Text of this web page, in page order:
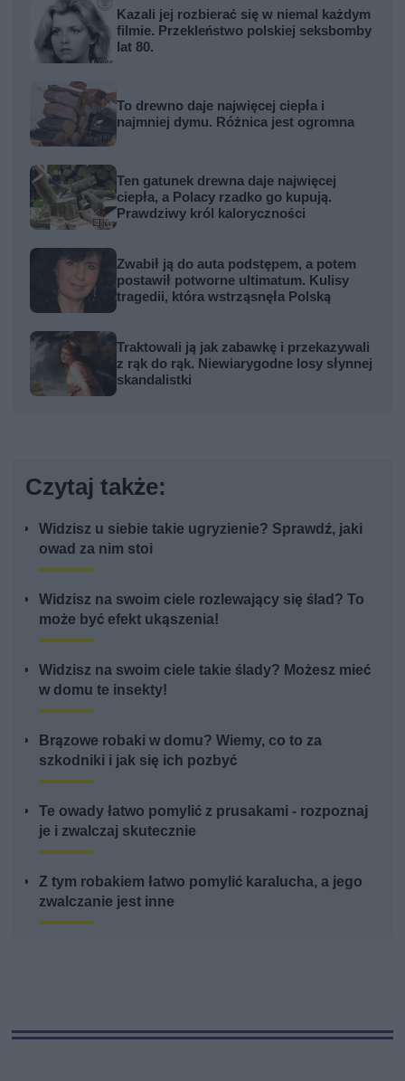
Kazali jej rozbierać się w niemal każdym
filmie. Przekleństwo polskiej seksbomby
lat 80.
To drewno daje najwięcej ciepła i
najmniej dymu. Różnica jest ogromna
Ten gatunek drewna daje najwięcej
ciepła, a Polacy rzadko go kupują.
Prawdziwy król kaloryczności
Zwabił ją do auta podstępem, a potem
postawił potworne ultimatum. Kulisy
tragedii, która wstrząsnęła Polską
Traktowali ją jak zabawkę i przekazywali
z rąk do rąk. Niewiarygodne losy słynnej
skandalistki
Czytaj także:
Widzisz u siebie takie ugryzienie? Sprawdź, jaki
owad za nim stoi
Widzisz na swoim ciele rozlewający się ślad? To
może być efekt ukąszenia!
Widzisz na swoim ciele takie ślady? Możesz mieć
w domu te insekty!
Brązowe robaki w domu? Wiemy, co to za
szkodniki i jak się ich pozbyć
Te owady łatwo pomylić z prusakami - rozpoznaj
je i zwalczaj skutecznie
Z tym robakiem łatwo pomylić karalucha, a jego
zwalczanie jest inne